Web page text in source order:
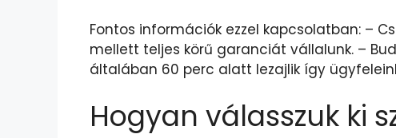
Fontos információk ezzel kapcsolatban: –
mellett teljes körű garanciát vállalunk. –
általában 60 perc alatt lezajlik így
Hogyan válasszuk ki